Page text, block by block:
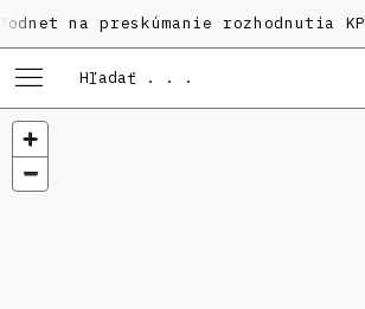
preskúmanie rozhodnutia KPÚ vo